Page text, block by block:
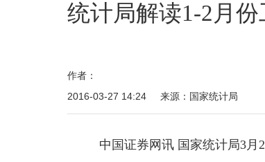
统计局解读1-2月
作者：
2016-03-27 14:24
来源：国家统计局
中国证券网讯 国家统计局3月